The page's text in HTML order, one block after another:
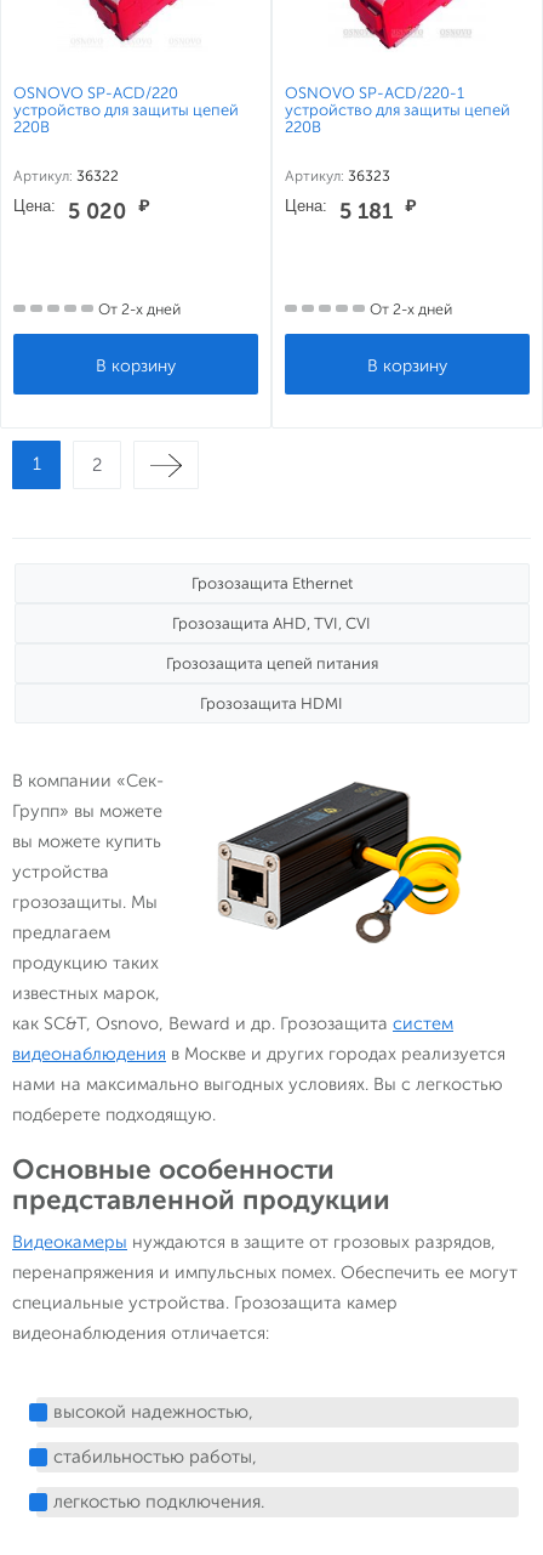
OSNOVO SP-ACD/220
устройство для защиты цепей
220В
Артикул: 36322
Цена: 5 020 ₽
От 2-х дней
OSNOVO SP-ACD/220-1
устройство для защиты цепей
220В
Артикул: 36323
Цена: 5 181 ₽
От 2-х дней
1 2
Грозозащита Ethernet
Грозозащита AHD, TVI, CVI
Грозозащита цепей питания
Грозозащита HDMI
В компании «Сек-
Групп» вы можете
вы можете купить
устройства
грозозащиты. Мы
предлагаем
продукцию таких
известных марок,
как SC&T, Osnovo, Beward и др. Грозозащита систем
видеонаблюдения в Москве и других городах реализуется
нами на максимально выгодных условиях. Вы с легкостью
подберете подходящую.
Основные особенности
представленной продукции
Видеокамеры нуждаются в защите от грозовых разрядов,
перенапряжения и импульсных помех. Обеспечить ее могут
специальные устройства. Грозозащита камер
видеонаблюдения отличается:
высокой надежностью,
стабильностью работы,
легкостью подключения.